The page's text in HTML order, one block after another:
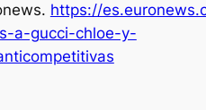
. https://
a-gucci-chloe-y-